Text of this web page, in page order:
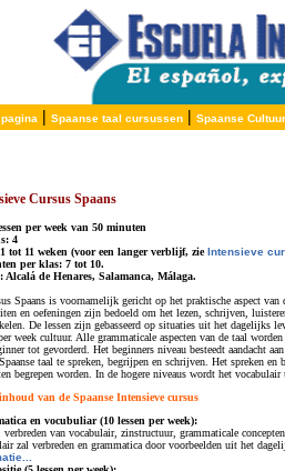
| Spaanse taal cursussen | Spaanse Cultuur
Cursus Spaans
per week van 50 minuten
4
tot 11 weken (voor een langer verblijf, zieIntensieve
per klas: 7 tot 10.
Alcalá de Henares, Salamanca, Málaga.
Spaans is voornamelijk gericht op het praktische aspect
en oefeningen zijn bedoeld om het lezen, schrijven,
De lessen zijn gebasseerd op situaties uit het dagelijks
week cultuur. Alle grammaticale aspecten van de taal
tot gevorderd. Het beginners niveau besteedt aandacht
taal te spreken, begrijpen en schrijven. Het spreken en
begrepen worden. In de hogere niveaus wordt het
van de Spaanse Intensieve cursus
en vocubuliar (10 lessen per week):
verbreden van vocabulair, zinstructuur, grammaticale
zal verbreden en grammatica door voorbeelden uit het